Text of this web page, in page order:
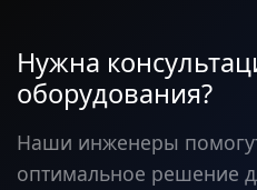
Нужна
оборудования?
Наши инженеры
оптимальное решение